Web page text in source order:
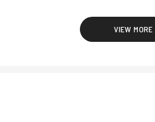
VIEW MORE